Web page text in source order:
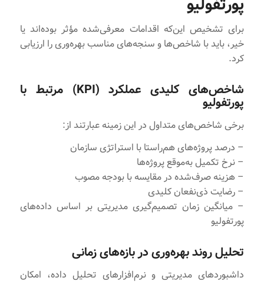
برای تشخیص این‌که اقدامات معرفی‌شده مؤثر بوده‌اند یا
خیر، باید با شاخص‌ها و سنجه‌های مناسب بهره‌وری را ارزیابی
کرد.
شاخص‌های کلیدی عملکرد (KPI) مرتبط با
پورتفولیو
برخی شاخص‌های متداول در این زمینه عبارتند از:
– درصد پروژه‌های هم‌راستا با استراتژی سازمان
– نرخ تکمیل به‌موقع پروژه‌ها
– هزینه صرف‌شده در مقایسه با بودجه مصوب
– رضایت ذی‌نفعان کلیدی
– میانگین زمان تصمیم‌گیری مدیریتی بر اساس داده‌های
پورتفولیو
تحلیل روند بهره‌وری در بازه‌های زمانی
داشبوردهای مدیریتی و نرم‌افزارهای تحلیل داده، امکان